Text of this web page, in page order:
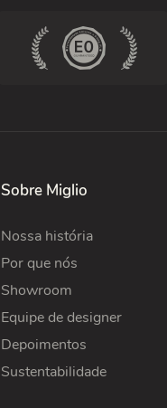
Sobre Miglio
Nossa história
Por que nós
Showroom
Equipe de designer
Depoimentos
Sustentabilidade